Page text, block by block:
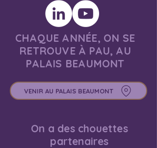
CHAQUE ANNÉE, ON SE
RETROUVE À PAU, AU
PALAIS BEAUMONT
VENIR AU PALAIS BEAUMONT
On a des chouettes
partenaires